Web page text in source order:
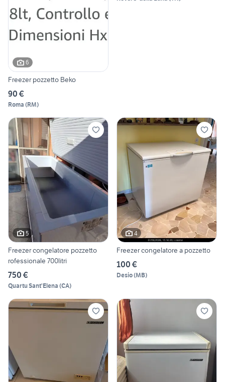
6
Freezer pozzetto Beko
90 €
Roma (RM)
5
Freezer congelatore pozzetto
rofessionale 700litri
750 €
Quartu Sant'Elena (CA)
4
Freezer congelatore a pozzetto
100 €
Desio(MB)